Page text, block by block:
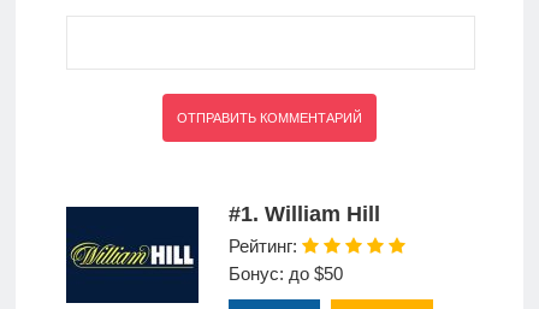
#1. William Hill
Рейтинг:
Бонус: до $50